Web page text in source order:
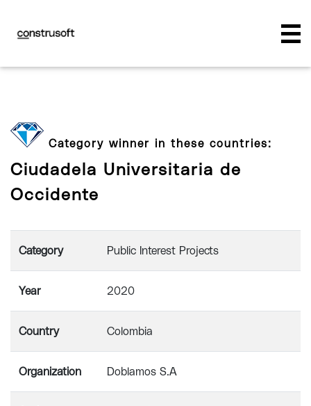
Category winner in these countries:
Ciudadela Universitaria de
Occidente
Category Public Interest Projects
Year 2020
Country Colombia
Organization Doblamos S.A